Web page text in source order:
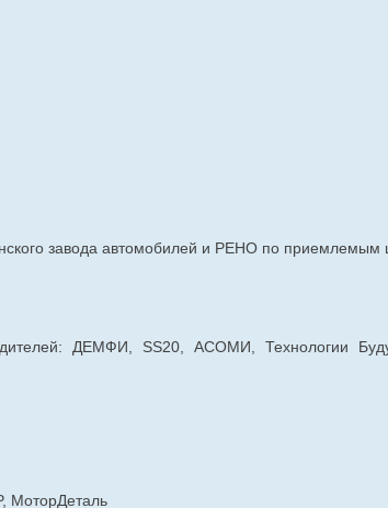
завода автомобилей и РЕНО по приемлемым
ДЕМФИ, SS20, АСОМИ, Технологии
МоторДеталь